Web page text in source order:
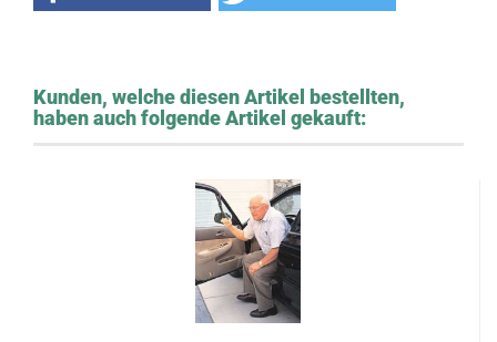
Kunden, welche diesen Artikel bestellten,
haben auch folgende Artikel gekauft: